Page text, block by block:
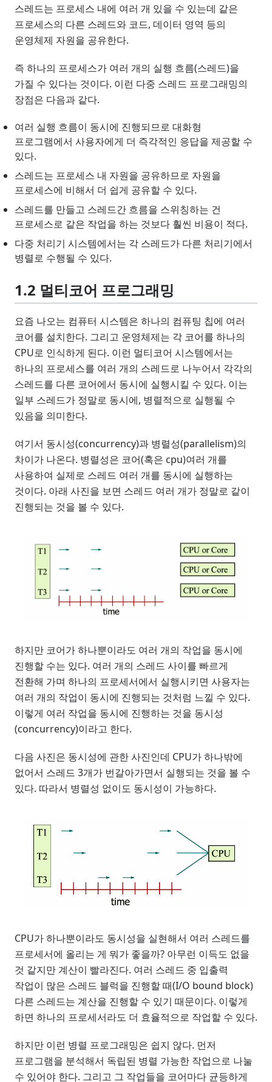
스레드는 프로세스 내에 여러 개 있을 수 있는데 같은
프로세스의 다른 스레드와 코드, 데이터 영역 등의
운영체제 자원을 공유한다.
즉 하나의 프로세스가 여러 개의 실행 흐름(스레드)을
가질 수 있다는 것이다. 이런 다중 스레드 프로그래밍의
장점은 다음과 같다.
여러 실행 흐름이 동시에 진행되므로 대화형
프로그램에서 사용자에게 더 즉각적인 응답을 제공할 수
있다.
스레드는 프로세스 내 자원을 공유하므로 자원을
프로세스에 비해서 더 쉽게 공유할 수 있다.
스레드를 만들고 스레드간 흐름을 스위칭하는 건
프로세스로 같은 작업을 하는 것보다 훨씬 비용이 적다.
다중 처리기 시스템에서는 각 스레드가 다른 처리기에서
병렬로 수행될 수 있다.
1.2 멀티코어 프로그래밍
요즘 나오는 컴퓨터 시스템은 하나의 컴퓨팅 칩에 여러
코어를 설치한다. 그리고 운영체제는 각 코어를 하나의
CPU로 인식하게 된다. 이런 멀티코어 시스템에서는
하나의 프로세스를 여러 개의 스레드로 나누어서 각각의
스레드를 다른 코어에서 동시에 실행시킬 수 있다. 이는
일부 스레드가 정말로 동시에, 병렬적으로 실행될 수
있음을 의미한다.
여기서 동시성(concurrency)과 병렬성(parallelism)의
차이가 나온다. 병렬성은 코어(혹은 cpu)여러 개를
사용하여 실제로 스레드 여러 개를 동시에 실행하는
것이다. 아래 사진을 보면 스레드 여러 개가 정말로 같이
진행되는 것을 볼 수 있다.
하지만 코어가 하나뿐이라도 여러 개의 작업을 동시에
진행할 수는 있다. 여러 개의 스레드 사이를 빠르게
전환해 가며 하나의 프로세서에서 실행시키면 사용자는
여러 개의 작업이 동시에 진행되는 것처럼 느낄 수 있다.
이렇게 여러 작업을 동시에 진행하는 것을 동시성
(concurrency)이라고 한다.
다음 사진은 동시성에 관한 사진인데 CPU가 하나밖에
없어서 스레드 3개가 번갈아가면서 실행되는 것을 볼 수
있다. 따라서 병렬성 없이도 동시성이 가능하다.
CPU가 하나뿐이라도 동시성을 실현해서 여러 스레드를
프로세서에 올리는 게 뭐가 좋을까? 아무런 이득도 없을
것 같지만 계산이 빨라진다. 여러 스레드 중 입출력
작업이 많은 스레드 블럭을 진행할 때(I/O bound block)
다른 스레드는 계산을 진행할 수 있기 때문이다. 이렇게
하면 하나의 프로세서라도 더 효율적으로 작업할 수 있다.
하지만 이런 병렬 프로그래밍은 쉽지 않다. 먼저
프로그램을 분석해서 독립된 병렬 가능한 작업으로 나눌
수 있어야 한다. 그리고 그 작업들을 코어마다 균등하게